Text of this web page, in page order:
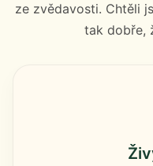
ze zvědavosti. Chtěli
tak dobře,